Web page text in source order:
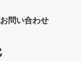
お問い合わせ